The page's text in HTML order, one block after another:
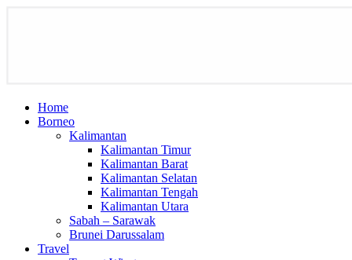
Home
Borneo
Kalimantan
Kalimantan Timur
Kalimantan Barat
Kalimantan Selatan
Kalimantan Tengah
Kalimantan Utara
Sabah – Sarawak
Brunei Darussalam
Travel